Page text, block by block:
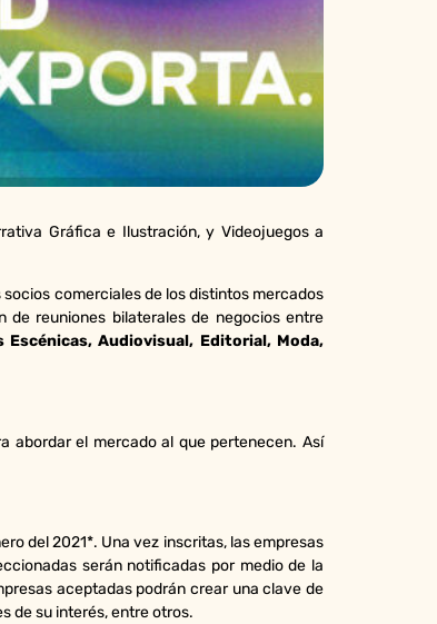
Gráfica e Ilustración, y Videojuegos a
comerciales de los distintos mercados
de reuniones bilaterales de negocios entre
Escénicas, Audiovisual, Editorial, Moda,
abordar el mercado al que pertenecen. Así
del 2021*. Una vez inscritas, las empresas
serán notificadas por medio de la
aceptadas podrán crear una clave de
de su interés, entre otros.